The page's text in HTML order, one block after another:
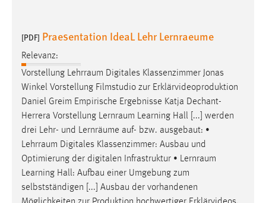
[PDF] Praesentation IdeaL Lehr Lernraeume
Relevanz:
Vorstellung Lehrraum Digitales Klassenzimmer Jonas
Winkel Vorstellung Filmstudio zur Erklärvideoproduktion
Daniel Greim Empirische Ergebnisse Katja Dechant-
Herrera Vorstellung Lernraum Learning Hall [...] werden
drei Lehr- und Lernräume auf- bzw. ausgebaut: •
Lehrraum Digitales Klassenzimmer: Ausbau und
Optimierung der digitalen Infrastruktur • Lernraum
Learning Hall: Aufbau einer Umgebung zum
selbstständigen [...] Ausbau der vorhandenen